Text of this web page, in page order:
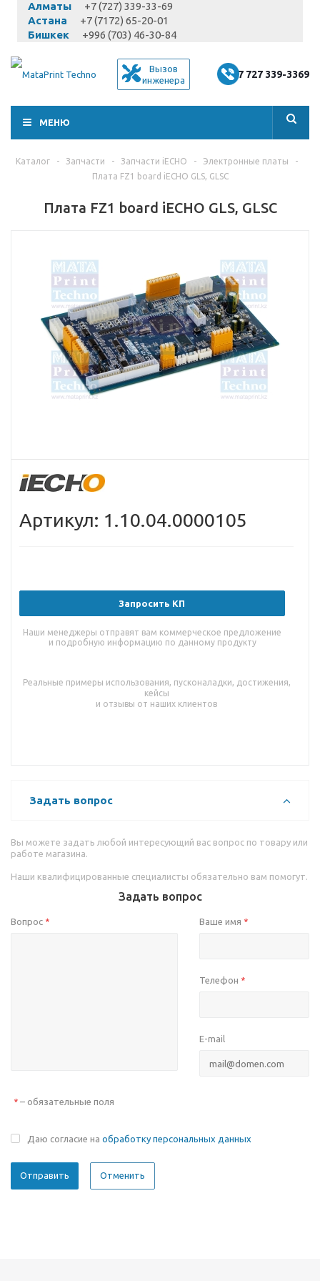
Алматы
+7 (727) 339-33-69
Астана
+7 (7172) 65-20-01
Бишкек
+996 (703) 46-30-84
Вызов
инженера
+7 727 339-3369
МЕНЮ
Каталог - Запчасти - Запчасти iECHO - Электронные платы
-
Плата FZ1 board iECHO GLS, GLSC
Плата FZ1 board iECHO GLS, GLSC
Артикул: 1.10.04.0000105
Запросить КП
Наши менеджеры отправят вам коммерческое предложение
и подробную информацию по данному продукту
Реальные примеры использования, пусконаладки, достижения,
кейсы
и отзывы от наших клиентов
Задать вопрос
Вы можете задать любой интересующий вас вопрос по товару или
работе магазина.
Наши квалифицированные специалисты обязательно вам помогут.
Задать вопрос
Вопрос * Ваше имя *
Телефон *
E-mail
* – обязательные поля
Даю согласие на обработку персональных данных
Отменить